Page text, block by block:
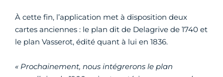
À cette fin, l’application met à disposition deux
cartes anciennes : le plan dit de Delagrive de 1740 et
le plan Vasserot, édité quant à lui en 1836.
« Prochainement, nous intégrerons le plan